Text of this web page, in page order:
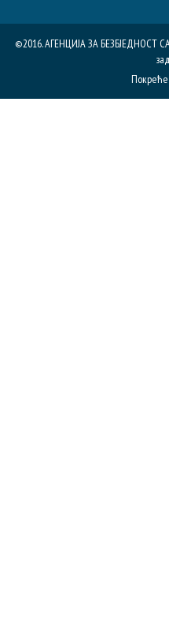
©2016. АГЕНЦИЈА ЗА БЕЗБЈЕДНОСТ